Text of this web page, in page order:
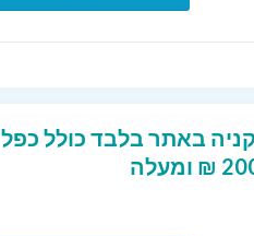
הנחה לקניה באתר בלבד כולל כפל